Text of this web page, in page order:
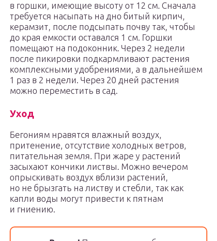
в горшки, имеющие высоту от 12 см. Сначала
требуется насыпать на дно битый кирпич,
керамзит, после подсыпать почву так, чтобы
до края емкости оставался 1 см. Горшки
помещают на подоконник. Через 2 недели
после пикировки подкармливают растения
комплексными удобрениями, а в дальнейшем
1 раз в 2 недели. Через 20 дней растения
можно переместить в сад.
Уход
Бегониям нравятся влажный воздух,
притенение, отсутствие холодных ветров,
питательная земля. При жаре у растений
засыхают кончики листвы. Можно вечером
опрыскивать воздух вблизи растений,
но не брызгать на листву и стебли, так как
капли воды могут привести к пятнам
и гниению.